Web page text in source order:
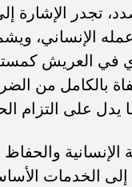
تجدر الإشارة
الإنساني،
في العريش
بالكامل من
على التزام
الخدمات